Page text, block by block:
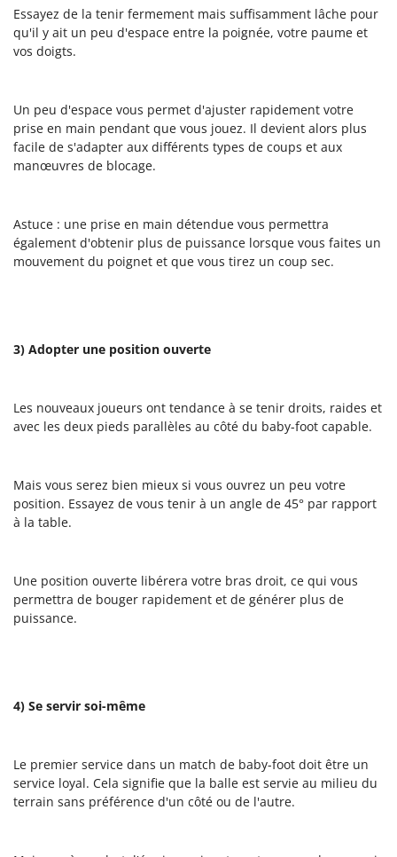
Essayez de la tenir fermement mais suffisamment lâche pour
qu'il y ait un peu d'espace entre la poignée, votre paume et
vos doigts.
Un peu d'espace vous permet d'ajuster rapidement votre
prise en main pendant que vous jouez. Il devient alors plus
facile de s'adapter aux différents types de coups et aux
manœuvres de blocage.
Astuce : une prise en main détendue vous permettra
également d'obtenir plus de puissance lorsque vous faites un
mouvement du poignet et que vous tirez un coup sec.
3) Adopter une position ouverte
Les nouveaux joueurs ont tendance à se tenir droits, raides et
avec les deux pieds parallèles au côté du baby-foot capable.
Mais vous serez bien mieux si vous ouvrez un peu votre
position. Essayez de vous tenir à un angle de 45° par rapport
à la table.
Une position ouverte libérera votre bras droit, ce qui vous
permettra de bouger rapidement et de générer plus de
puissance.
4) Se servir soi-même
Le premier service dans un match de baby-foot doit être un
service loyal. Cela signifie que la balle est servie au milieu du
terrain sans préférence d'un côté ou de l'autre.